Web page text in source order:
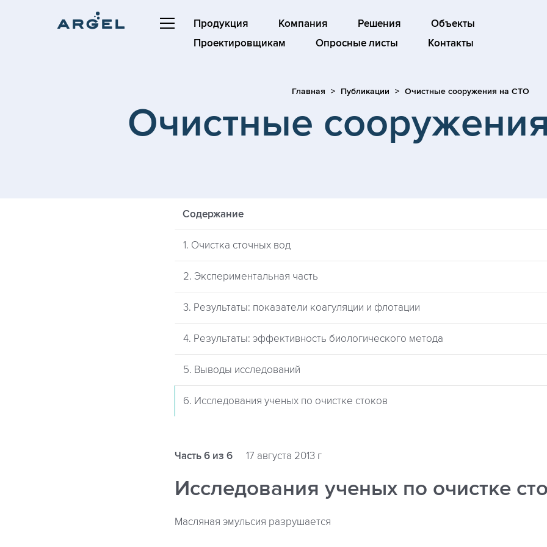
Продукция Компания Решения
Объекты
Проектировщикам
Опросные листы Контакты
Главная Публикации Очистные сооружения на СТО
Очистные
Содержание
1. Очистка сточных вод
2. Экспериментальная часть
3. Результаты: показатели коагуляции и флотации
4. Результаты: эффективность биологического метода
5. Выводы исследований
6. Исследования ученых по очистке стоков
Часть 6 из 6 17 августа 2013 г
Исследования ученых по очистке
Масляная эмульсия разрушается